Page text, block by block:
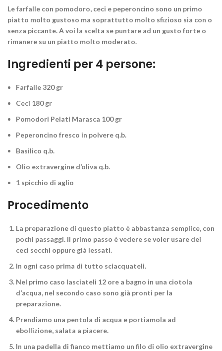
Le farfalle con pomodoro, ceci e peperoncino sono un primo
piatto molto gustoso ma soprattutto molto sfizioso sia con o
senza piccante. A voi la scelta se puntare ad un gusto forte o
rimanere su un piatto molto moderato.
Ingredienti per 4 persone:
Farfalle 320 gr
Ceci 180 gr
Pomodori Pelati Marasca 100 gr
Peperoncino fresco in polvere q.b.
Basilico q.b.
Olio extravergine d’oliva q.b.
1 spicchio di aglio
Procedimento
La preparazione di questo piatto è abbastanza semplice, con
pochi passaggi. Il primo passo è vedere se voler usare dei
ceci secchi oppure già lessati.
In ogni caso prima di tutto sciacquateli.
Nel primo caso lasciateli 12 ore a bagno in una ciotola
d’acqua, nel secondo caso sono già pronti per la
preparazione.
Prendiamo una pentola di acqua e portiamola ad
ebollizione, salata a piacere.
In una padella di fianco mettiamo un filo di olio extravergine